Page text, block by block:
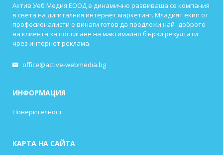
Актив Уеб Медия ЕООД е динамично развиваща се компания
в света на дигиталния интернет маркетинг. Младият екип от
професионалисти е винаги готов да предложи най- доброто
на клиента за постигане на максимално бързи резултати
чрез интернет реклама.
office@active-webmedia.bg
ИНФОРМАЦИЯ
Поверителност
КАРТА НА САЙТА